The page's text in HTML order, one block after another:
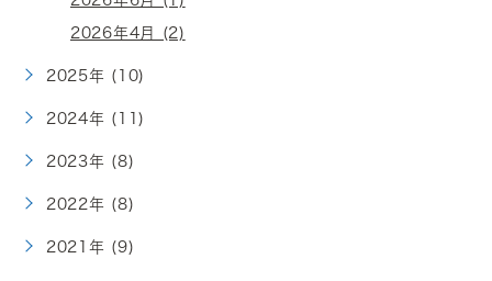
2026年4月 (2)
2025年 (10)
2024年 (11)
2023年 (8)
2022年 (8)
2021年 (9)